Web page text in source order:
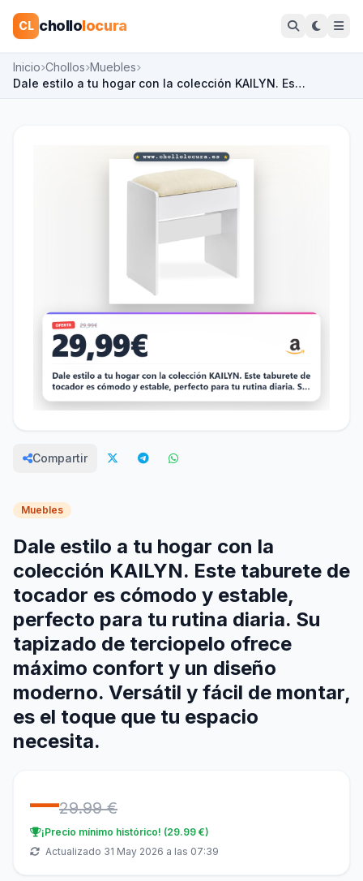
CL chollolocura
Inicio Chollos Muebles
Dale estilo a tu hogar con la colección KAILYN. Es…
Compartir
Muebles
Dale estilo a tu hogar con la
colección KAILYN. Este taburete de
tocador es cómodo y estable,
perfecto para tu rutina diaria. Su
tapizado de terciopelo ofrece
máximo confort y un diseño
moderno. Versátil y fácil de montar,
es el toque que tu espacio
necesita.
—29.99 €
¡Precio mínimo histórico! (29.99 €)
Actualizado 31 May 2026 a las 07:39